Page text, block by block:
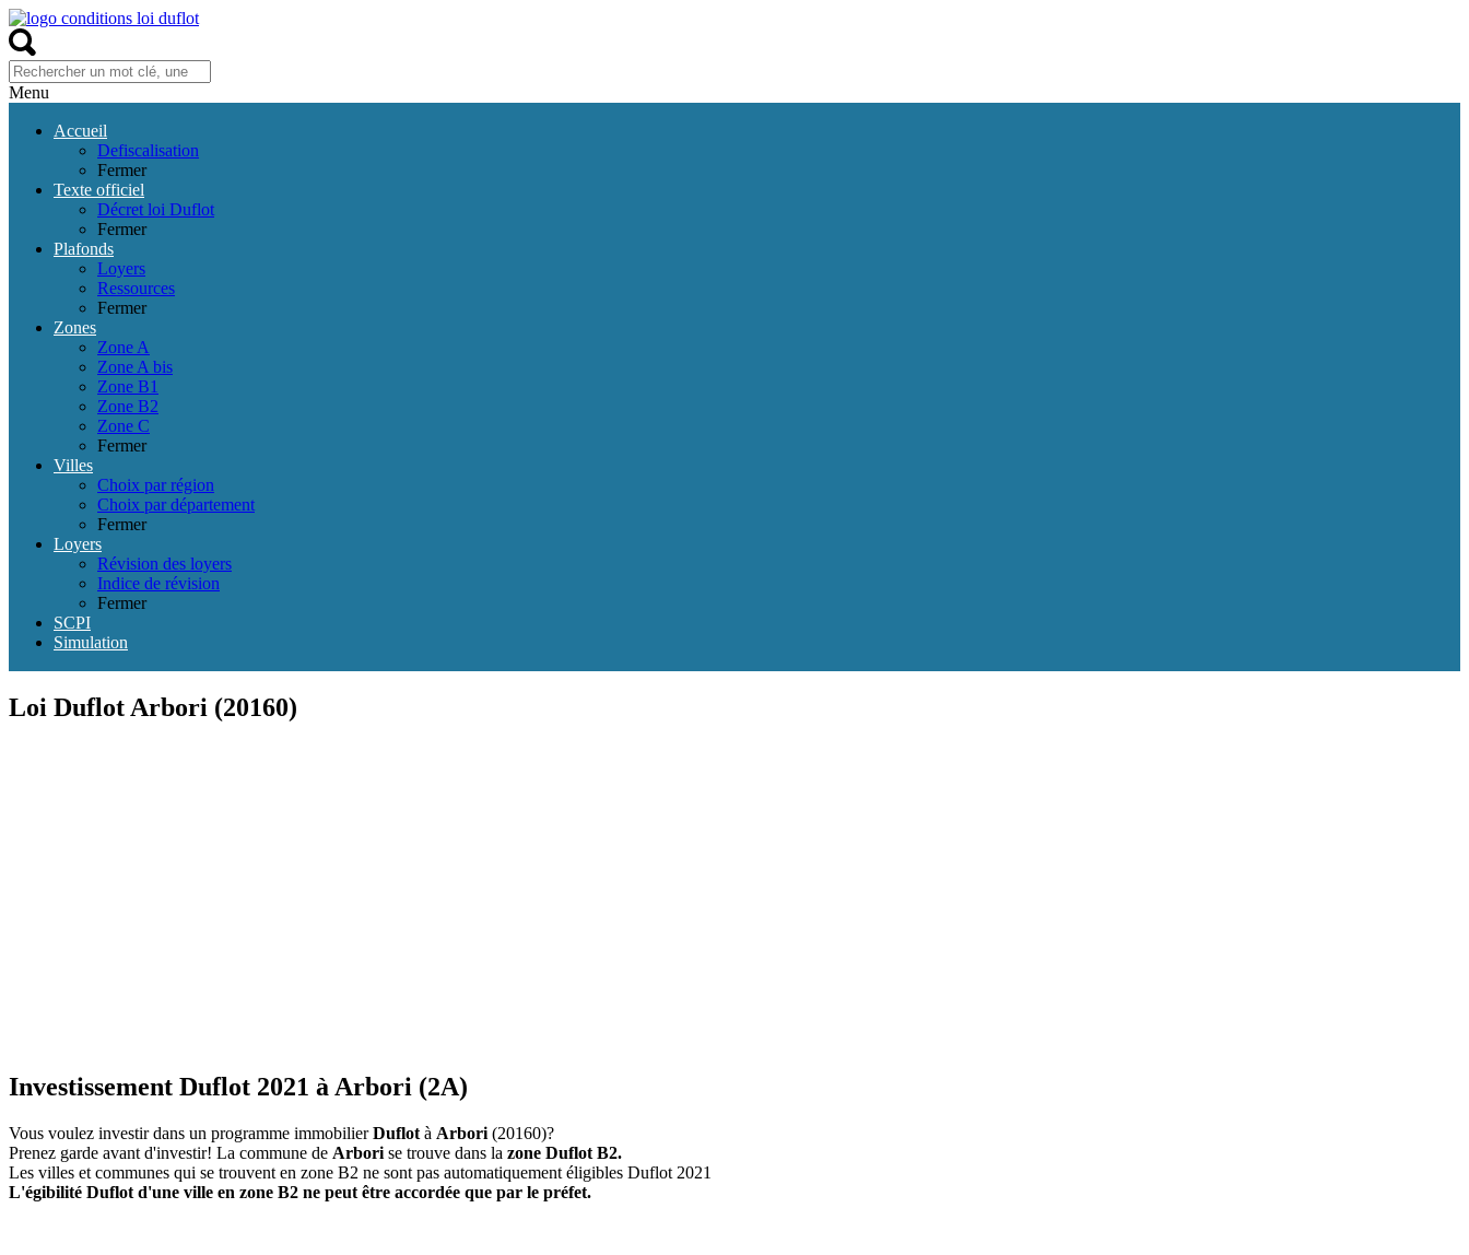
Menu
Accueil
Defiscalisation
Fermer
Texte officiel
Décret loi Duflot
Fermer
Plafonds
Loyers
Ressources
Fermer
Zones
Zone A
Zone A bis
Zone B1
Zone B2
Zone C
Fermer
Villes
Choix par région
Choix par département
Fermer
Loyers
Révision des loyers
Indice de révision
Fermer
SCPI
Simulation
Loi Duflot Arbori (20160)
Investissement Duflot 2021 à Arbori (2A)
Vous voulez investir dans un programme immobilierDuflot à Arbori (20160)?
Prenez garde avant d'investir! La commune de Arbori se trouve dans la zone Duflot B2.
Les villes et communes qui se trouvent en zone B2 ne sont pas automatiquement éligibles Duflot 2021
L'égibilité Duflot d'une ville en zone B2 ne peut être accordée que par le préfet.